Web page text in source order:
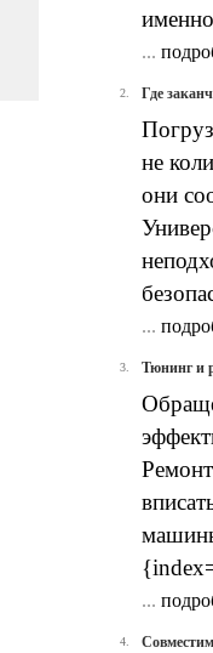
...
2. Где
не
они
...
3. Тюнинг и
...
4.